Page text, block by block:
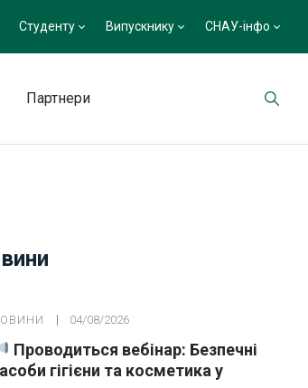
Студенту Випускнику СНАУ-інфо
Партнери
04/08/2026
Проводиться вебінар: Безпечні
гігієни та косметика у